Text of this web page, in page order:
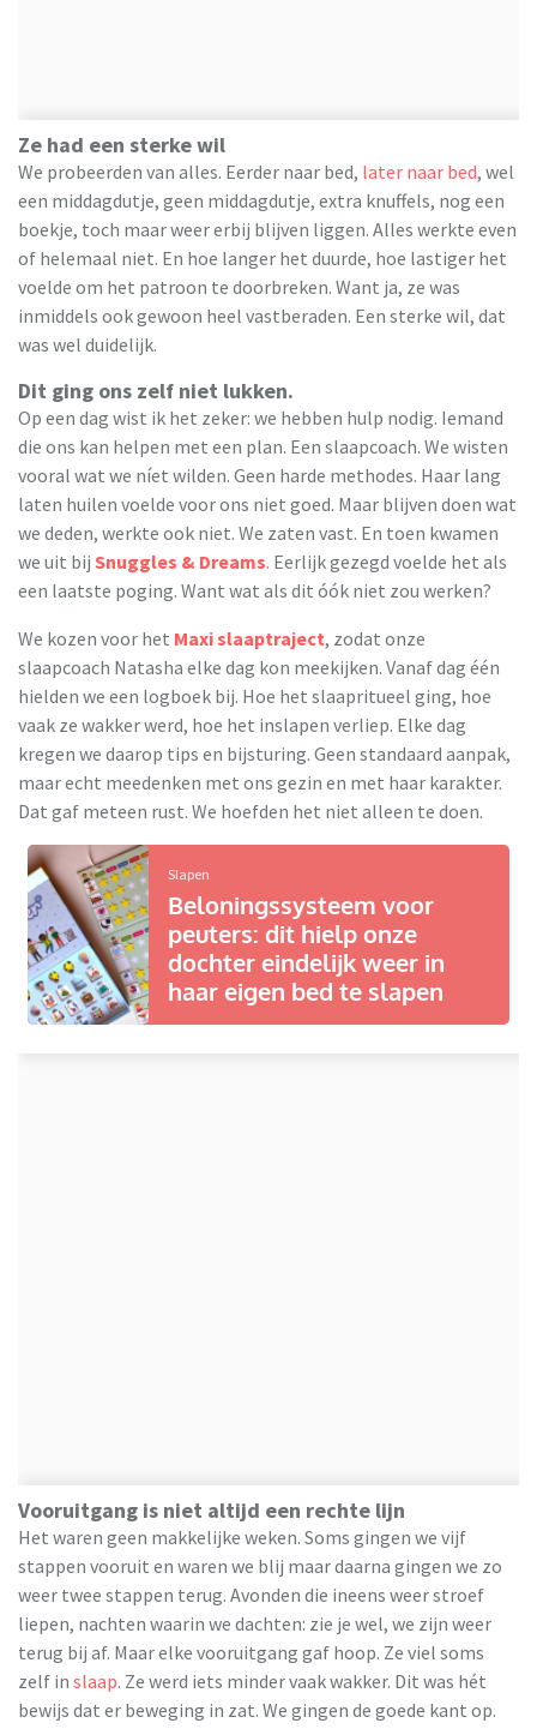
Ze had een sterke wil
We probeerden van alles. Eerder naar bed, later naar bed, wel
een middagdutje, geen middagdutje, extra knuffels, nog een
boekje, toch maar weer erbij blijven liggen. Alles werkte even
of helemaal niet. En hoe langer het duurde, hoe lastiger het
voelde om het patroon te doorbreken. Want ja, ze was
inmiddels ook gewoon heel vastberaden. Een sterke wil, dat
was wel duidelijk.
Dit ging ons zelf niet lukken.
Op een dag wist ik het zeker: we hebben hulp nodig. Iemand
die ons kan helpen met een plan. Een slaapcoach. We wisten
vooral wat we níet wilden. Geen harde methodes. Haar lang
laten huilen voelde voor ons niet goed. Maar blijven doen wat
we deden, werkte ook niet. We zaten vast. En toen kwamen
we uit bij Snuggles & Dreams. Eerlijk gezegd voelde het als
een laatste poging. Want wat als dit óók niet zou werken?
We kozen voor het Maxi slaaptraject, zodat onze
slaapcoach Natasha elke dag kon meekijken. Vanaf dag één
hielden we een logboek bij. Hoe het slaapritueel ging, hoe
vaak ze wakker werd, hoe het inslapen verliep. Elke dag
kregen we daarop tips en bijsturing. Geen standaard aanpak,
maar echt meedenken met ons gezin en met haar karakter.
Dat gaf meteen rust. We hoefden het niet alleen te doen.
Slapen
Beloningssysteem voor
peuters: dit hielp onze
dochter eindelijk weer in
haar eigen bed te slapen
Vooruitgang is niet altijd een rechte lijn
Het waren geen makkelijke weken. Soms gingen we vijf
stappen vooruit en waren we blij maar daarna gingen we zo
weer twee stappen terug. Avonden die ineens weer stroef
liepen, nachten waarin we dachten: zie je wel, we zijn weer
terug bij af. Maar elke vooruitgang gaf hoop. Ze viel soms
zelf in slaap. Ze werd iets minder vaak wakker. Dit was hét
bewijs dat er beweging in zat. We gingen de goede kant op.